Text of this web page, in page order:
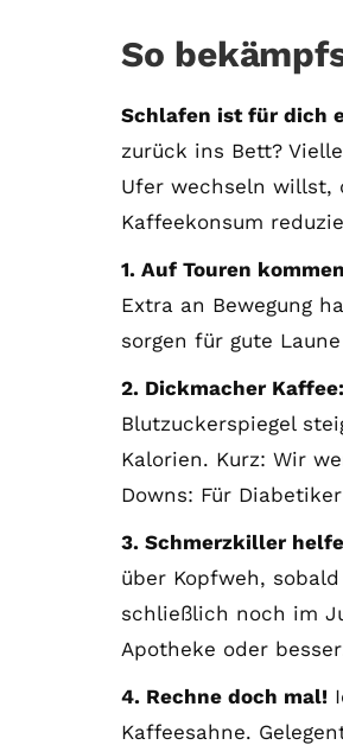
So
Schlafen ist für dich
zurück ins Bett?
Ufer wechseln willst,
Kaffeekonsum
1. Auf Touren
Extra an Bewegung
sorgen für gute
2. Dickmacher Kaffee:
Blutzuckerspiegel
Kalorien. Kurz: Wir
Downs: Für
3. Schmerzkiller
über Kopfweh,
schließlich noch im
Apotheke oder
4. Rechne doch mal!
Kaffeesahne.